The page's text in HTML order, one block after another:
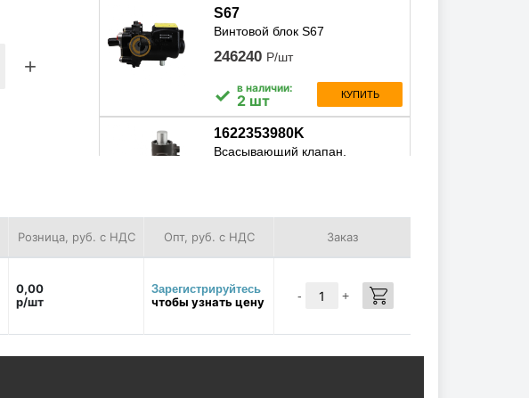
+
S67
Винтовой блок S67
246240 Р/шт
✓ в наличии:
2 шт КУПИТЬ
1622353980K
Всасывающий клапан,
✓ 4 шт КУПИТЬ
Масло компрессорное
минеральное STABIO 46, 10 л
4896Р/шт
Розница, руб. с НДС Опт, руб. с НДС Заказ
0,00
р/шт
Зарегистрируйтесь
чтобы узнать цену - +